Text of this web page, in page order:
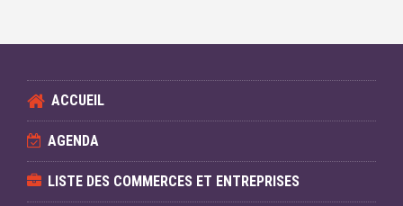
ACCUEIL
AGENDA
LISTE DES COMMERCES ET ENTREPRISES